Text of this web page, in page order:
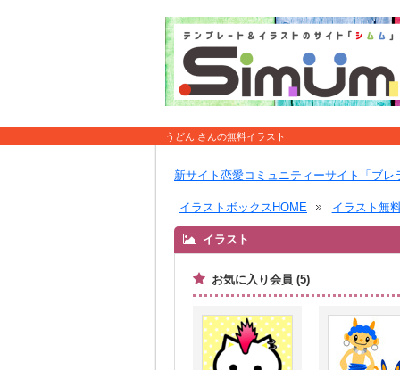
うどん さんの無料イラスト
新サイト恋愛コミュニティーサイト「ブレ
イラストボックスHOME イラスト無
イラスト
お気に入り会員 (5)